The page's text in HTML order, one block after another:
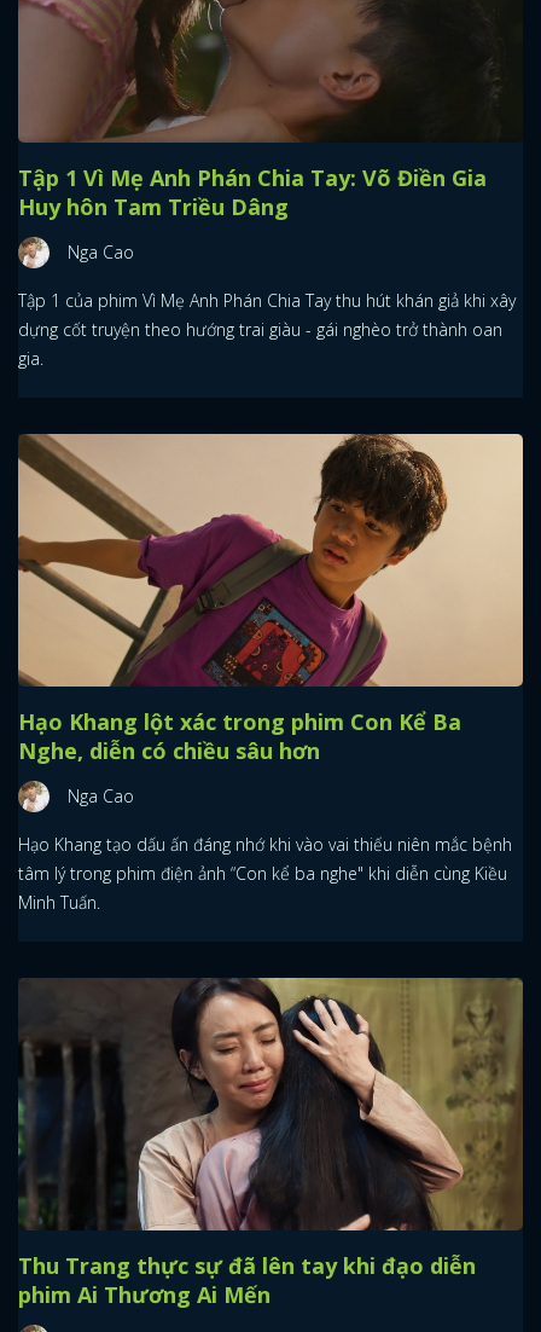
Tập 1 Vì Mẹ Anh Phán Chia Tay: Võ Điền Gia
Huy hôn Tam Triều Dâng
Nga Cao
Tập 1 của phim Vì Mẹ Anh Phán Chia Tay thu hút khán giả khi xây
dựng cốt truyện theo hướng trai giàu - gái nghèo trở thành oan
gia.
Hạo Khang lột xác trong phim Con Kể Ba
Nghe, diễn có chiều sâu hơn
Nga Cao
Hạo Khang tạo dấu ấn đáng nhớ khi vào vai thiếu niên mắc bệnh
tâm lý trong phim điện ảnh “Con kể ba nghe" khi diễn cùng Kiều
Minh Tuấn.
Thu Trang thực sự đã lên tay khi đạo diễn
phim Ai Thương Ai Mến